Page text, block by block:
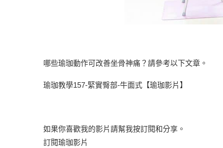
哪些瑜珈動作可改善坐骨神痛？請參考以下文章。
瑜珈教學157-緊實臀部-牛面式【瑜珈影片】
如果你喜歡我的影片請幫我按訂閱和分享。
訂閱瑜珈影片